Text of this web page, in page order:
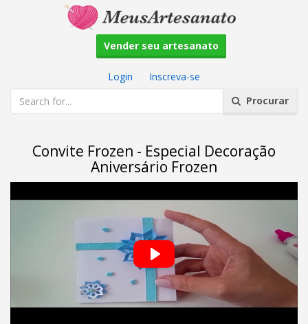
Vender seu artesanato
Login
Inscreva-se
Procurar
Convite Frozen - Especial Decoração
Aniversário Frozen